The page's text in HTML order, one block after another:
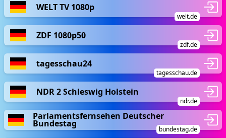
WELT TV 1080p
welt.de
ZDF 1080p50
zdf.de
tagesschau24
tagesschau.de
NDR 2 Schleswig Holstein
ndr.de
Parlamentsfernsehen Deutscher
Bundestag
bundestag.de